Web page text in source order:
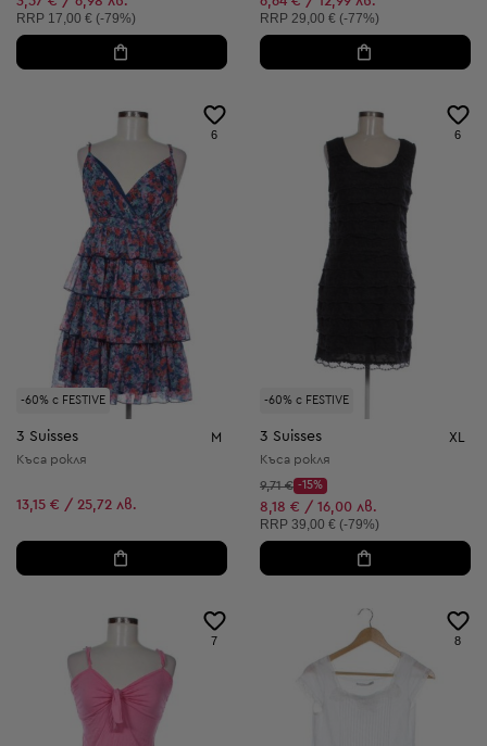
Препоръчителна цена:
RRP 17,00 € (-79%) Препоръчителна цена:
RRP 29,00 € (-77%)
-60% с FESTIVE
6
3 Suisses M
Къса рокля
13,15 € / 25,72 лв.
-60% с FESTIVE
6
3 Suisses XL
Къса рокля
Начална цена:
9,71 €
Discount Price:
-15%
Намалена цена:
8,18 € / 16,00 лв.
Препоръчителна цена:
RRP 39,00 € (-79%)
7 8